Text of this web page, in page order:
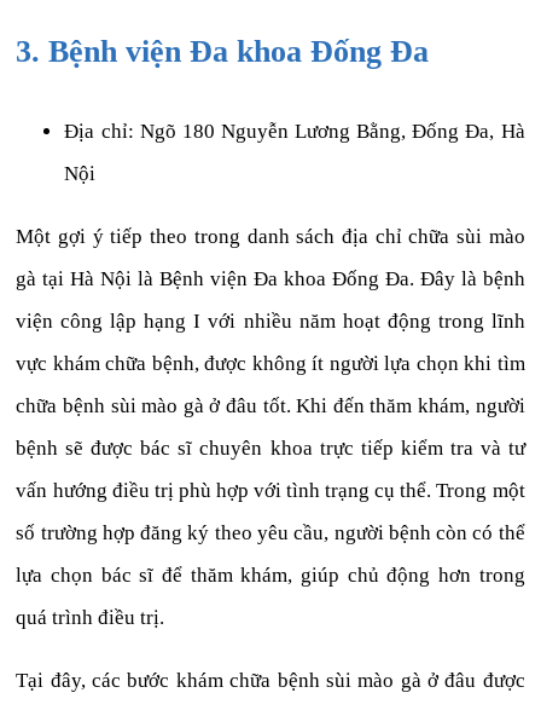
3. Bệnh viện Đa khoa Đống Đa
Địa chỉ: Ngõ 180 Nguyễn Lương Bằng, Đống Đa, Hà
Nội
Một gợi ý tiếp theo trong danh sách địa chỉ chữa sùi mào
gà tại Hà Nội là Bệnh viện Đa khoa Đống Đa. Đây là bệnh
viện công lập hạng I với nhiều năm hoạt động trong lĩnh
vực khám chữa bệnh, được không ít người lựa chọn khi tìm
chữa bệnh sùi mào gà ở đâu tốt. Khi đến thăm khám, người
bệnh sẽ được bác sĩ chuyên khoa trực tiếp kiểm tra và tư
vấn hướng điều trị phù hợp với tình trạng cụ thể. Trong một
số trường hợp đăng ký theo yêu cầu, người bệnh còn có thể
lựa chọn bác sĩ để thăm khám, giúp chủ động hơn trong
quá trình điều trị.
Tại đây, các bước khám chữa bệnh sùi mào gà ở đâu được